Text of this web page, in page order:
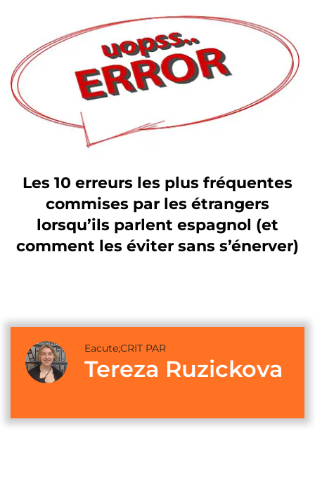
Les 10 erreurs les plus fréquentes
commises par les étrangers
lorsqu’ils parlent espagnol (et
comment les éviter sans s’énerver)
Eacute;CRIT PAR
Tereza Ruzickova